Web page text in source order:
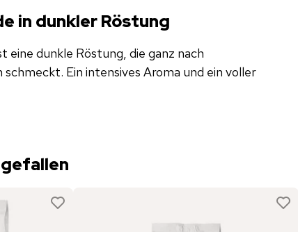
in dunkler Röstung
eine dunkle Röstung, die ganz nach
Ein intensives Aroma und ein voller